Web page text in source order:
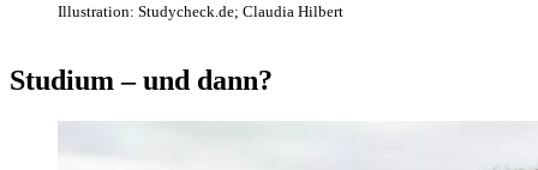
Illustration: Studycheck.de; Claudia Hilbert
Studium – und dann?